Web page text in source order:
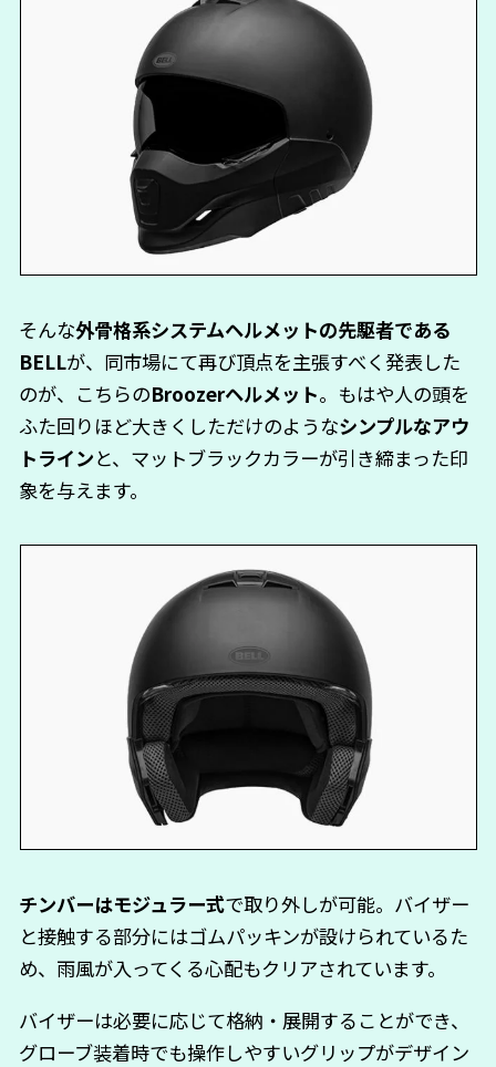
そんな外骨格系システムヘルメットの先駆者である
BELLが、同市場にて再び頂点を主張すべく発表した
のが、こちらのBroozerヘルメット。もはや人の頭を
ふた回りほど大きくしただけのようなシンプルなアウ
トラインと、マットブラックカラーが引き締まった印
象を与えます。
チンバーはモジュラー式で取り外しが可能。バイザー
と接触する部分にはゴムパッキンが設けられているた
め、雨風が入ってくる心配もクリアされています。
バイザーは必要に応じて格納・展開することができ、
グローブ装着時でも操作しやすいグリップがデザイン